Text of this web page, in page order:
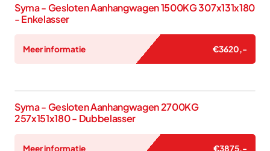
Syma - Gesloten Aanhangwagen 1500KG 307x131x180
- Enkelasser
Meer informatie €3620,-
Syma - Gesloten Aanhangwagen 2700KG
257x151x180 - Dubbelasser
Meer informatie €3875,-